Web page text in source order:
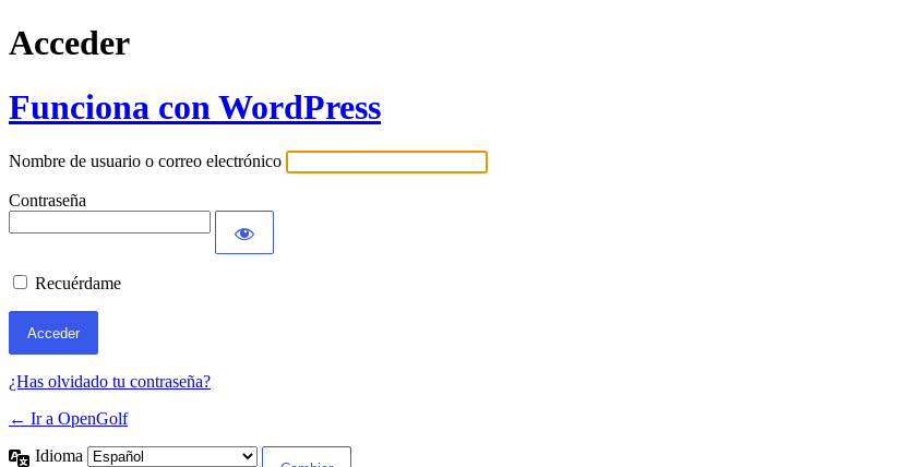
Acceder
Funciona con WordPress
Nombre de usuario o correo electrónico
Contraseña
Recuérdame
¿Has olvidado tu contraseña?
← Ir a OpenGolf
Idioma